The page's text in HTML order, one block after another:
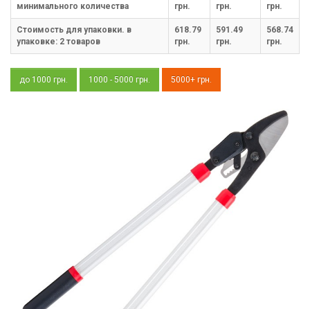
минимального количества
грн.
грн.
грн.
Стоимость для упаковки. в
упаковке: 2 товаров
618.79
грн.
591.49
грн.
568.74
грн.
до 1000 грн. 1000 - 5000 грн. 5000+ грн.